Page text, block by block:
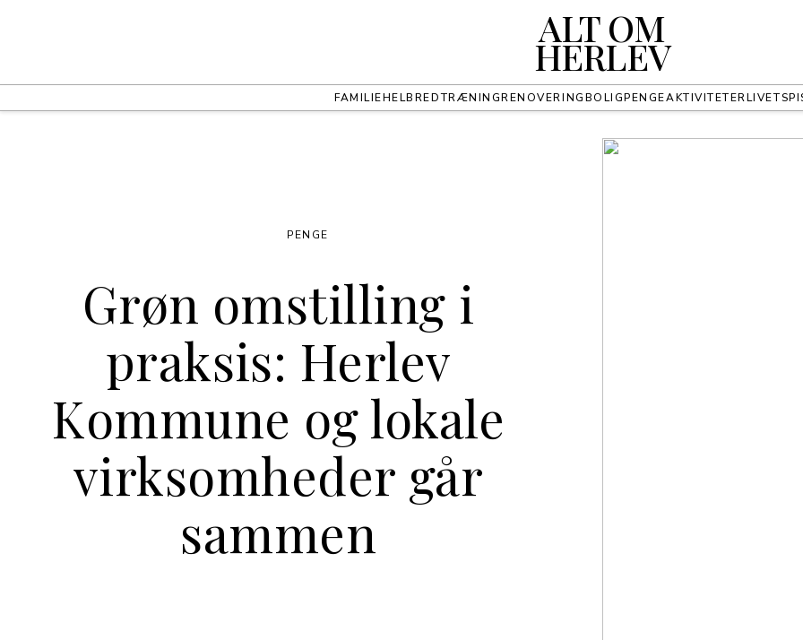
ALT OM
HERLEV
FAMILIEHELBREDTRÆNINGRENOVERINGBOLIGPENGEAKTIVITETERLIVET
Grøn omstilling i
praksis: Herlev
Kommune og lokale
virksomheder går
sammen
PENGE